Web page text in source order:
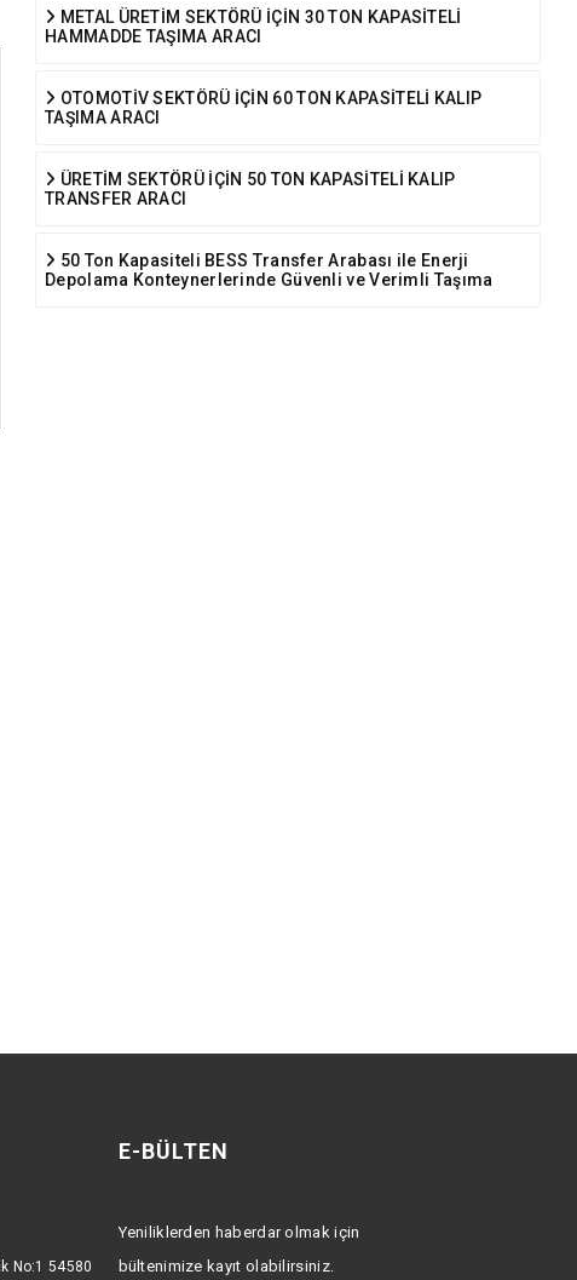
METAL ÜRETİM SEKTÖRÜ İÇİN 30 TON KAPASİTELİ
HAMMADDE TAŞIMA ARACI
OTOMOTİV SEKTÖRÜ İÇİN 60 TON KAPASİTELİ KALIP
TAŞIMA ARACI
ÜRETİM SEKTÖRÜ İÇİN 50 TON KAPASİTELİ KALIP
TRANSFER ARACI
50 Ton Kapasiteli BESS Transfer Arabası ile Enerji
Depolama Konteynerlerinde Güvenli ve Verimli Taşıma
No:1 54580
E-BÜLTEN
Yeniliklerden haberdar olmak için
bültenimize kayıt olabilirsiniz.